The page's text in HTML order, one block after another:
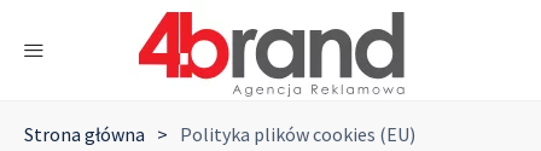
Strona główna > Polityka plików cookies (EU)